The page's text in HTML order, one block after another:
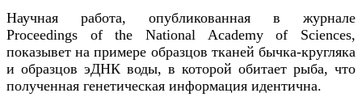
Научная работа, опубликованная в журнале
Proceedings of the National Academy of Sciences,
показывет на примере образцов тканей бычка-кругляка
и образцов эДНК воды, в которой обитает рыба, что
полученная генетическая информация идентична.